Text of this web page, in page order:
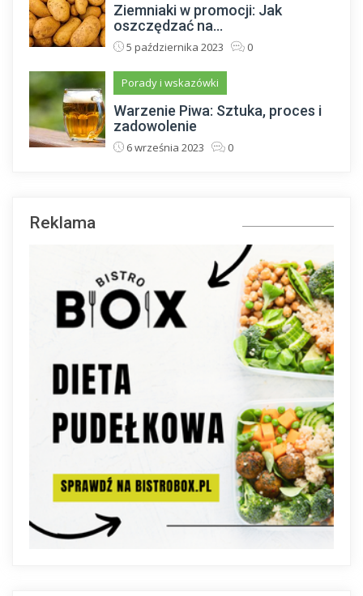
Ziemniaki w promocji: Jak
oszczędzać na...
5 października 2023 0
Porady i wskazówki
Warzenie Piwa: Sztuka, proces i
zadowolenie
6 września 2023 0
Reklama